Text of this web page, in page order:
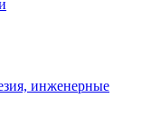
инженерные